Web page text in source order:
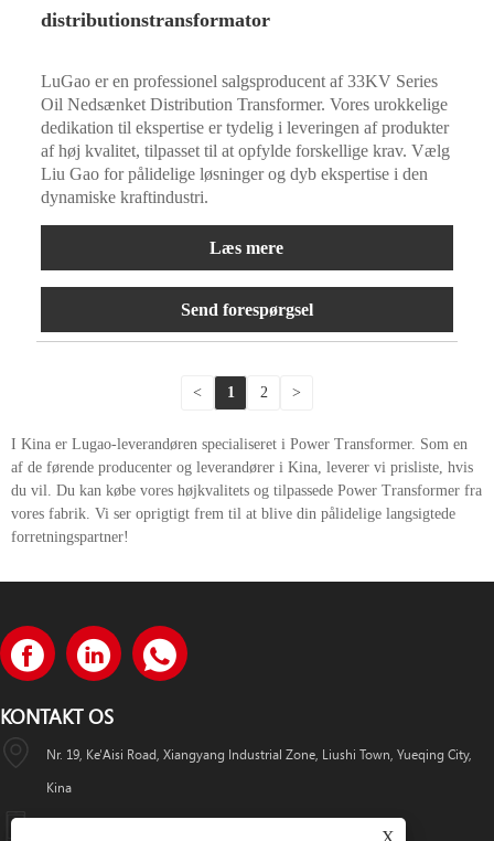
distributionstransformator
LuGao er en professionel salgsproducent af 33KV Series
Oil Nedsænket Distribution Transformer. Vores urokkelige
dedikation til ekspertise er tydelig i leveringen af ​​produkter
af høj kvalitet, tilpasset til at opfylde forskellige krav. Vælg
Liu Gao for pålidelige løsninger og dyb ekspertise i den
dynamiske kraftindustri.
Læs mere
Send forespørgsel
< 1 2 >
I Kina er Lugao-leverandøren specialiseret i Power Transformer. Som en
af ​​de førende producenter og leverandører i Kina, leverer vi prisliste, hvis
du vil. Du kan købe vores højkvalitets og tilpassede Power Transformer fra
vores fabrik. Vi ser oprigtigt frem til at blive din pålidelige langsigtede
forretningspartner!
KONTAKT OS
Nr. 19, Ke'Aisi Road, Xiangyang Industrial Zone, Liushi Town, Yueqing City,
Kina
X